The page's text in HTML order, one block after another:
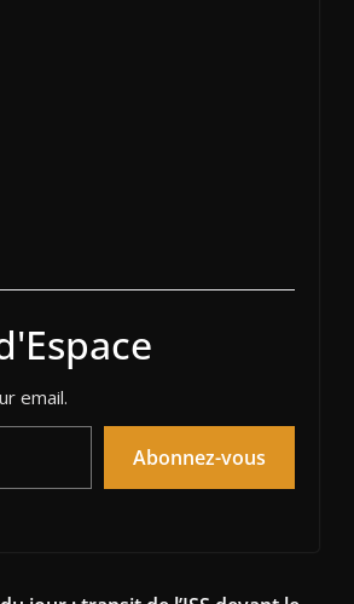
email.
Abonnez-vous